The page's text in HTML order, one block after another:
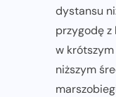
dystansu
przygodę z
w krótszym
niższym